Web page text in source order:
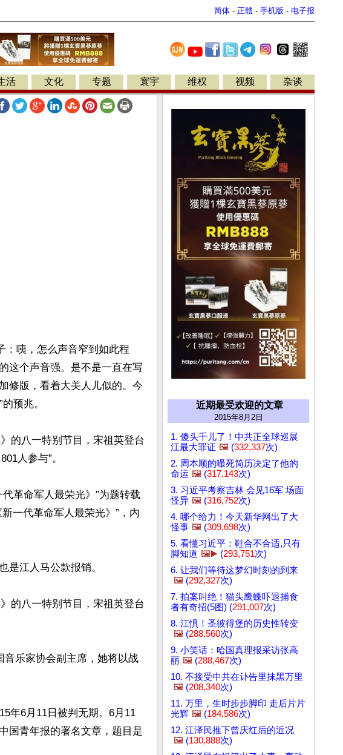
简体 - 正體 - 手机版 - 电子报
活 文化 专题 寰宇 维权 视频 杂谈
：咦，怎么声音窄到如此程
这个声音强。是不是一直在写
修版，看着大美人儿似的。今
预兆。
的八一特别节目，宋祖英登台
人参与”。
革命军人最荣光》”为题转载
一代革命军人最荣光》”，内
是江人马公款报销。
的八一特别节目，宋祖英登台
音乐家协会副主席，她将以战
年6月11日被判无期。6月11
国青年报的署名文章，题目是
近期最受欢迎的文章
2015年8月2日
1. 傻头千儿了！中共正全球巡展
江最大罪证 🖼️ (332,337次)
2. 周本顺的嘬死简历决定了他的
命运 🖼️ (317,143次)
3. 习近平考察吉林 会见16军 场面
怪异 🖼️ (316,752次)
4. 哪个给力！今天新华网出了大
怪事 🖼️ (309,698次)
5. 看懂习近平：鞋合不合适,只有
脚知道 🖼️▶️ (293,751次)
6. 让我们等待这梦幻时刻的到来
🖼️ (292,327次)
7. 拍案叫绝！猫头鹰蝶吓退捕食
者有奇招(5图) (291,007次)
8. 江惧！圣彼得堡的历史性转变
🖼️ (288,560次)
9. 小笑话：哈国真理报采访张高
丽 🖼️ (288,467次)
10. 不接受中共在讣告里抹黑万里
🖼️ (208,340次)
11. 万里，生时步步脚印 走后片片
光辉 🖼️ (184,586次)
12. 江泽民推下曾庆红后的近况
🖼️ (130,888次)